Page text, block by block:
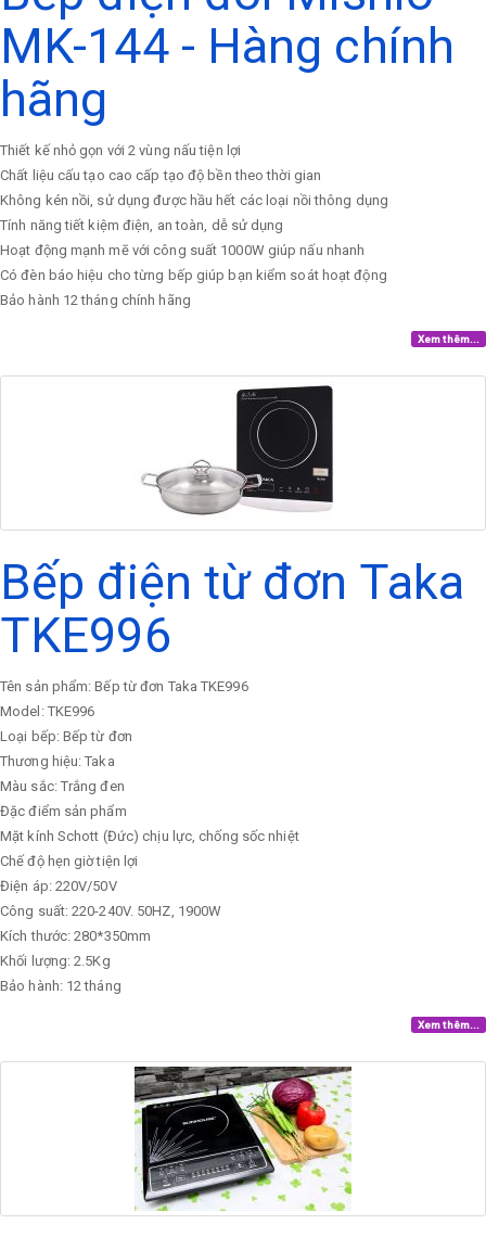
MK-144 - Hàng chính
hãng
Thiết kế nhỏ gọn với 2 vùng nấu tiện lợi
Chất liệu cấu tạo cao cấp tạo độ bền theo thời gian
Không kén nồi, sử dụng được hầu hết các loại nồi thông dụng
Tính năng tiết kiệm điện, an toàn, dễ sử dụng
Hoạt động mạnh mẽ với công suất 1000W giúp nấu nhanh
Có đèn báo hiệu cho từng bếp giúp bạn kiểm soát hoạt động
Bảo hành 12 tháng chính hãng
Xem thêm...
Bếp điện từ đơn Taka
TKE996
Tên sản phẩm: Bếp từ đơn Taka TKE996
Model: TKE996
Loại bếp: Bếp từ đơn
Thương hiệu: Taka
Màu sắc: Trắng đen
Đặc điểm sản phẩm
Mặt kính Schott (Đức) chịu lực, chống sốc nhiệt
Chế độ hẹn giờ tiện lợi
Điện áp: 220V/50V
Công suất: 220-240V. 50HZ, 1900W
Kích thước: 280*350mm
Khối lượng: 2.5Kg
Bảo hành: 12 tháng
Xem thêm...